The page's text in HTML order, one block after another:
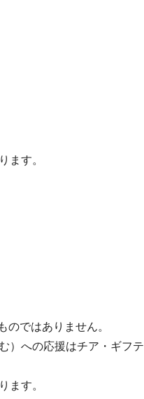
す。
ではありません。
）への応援はチア・ギフテ
す。